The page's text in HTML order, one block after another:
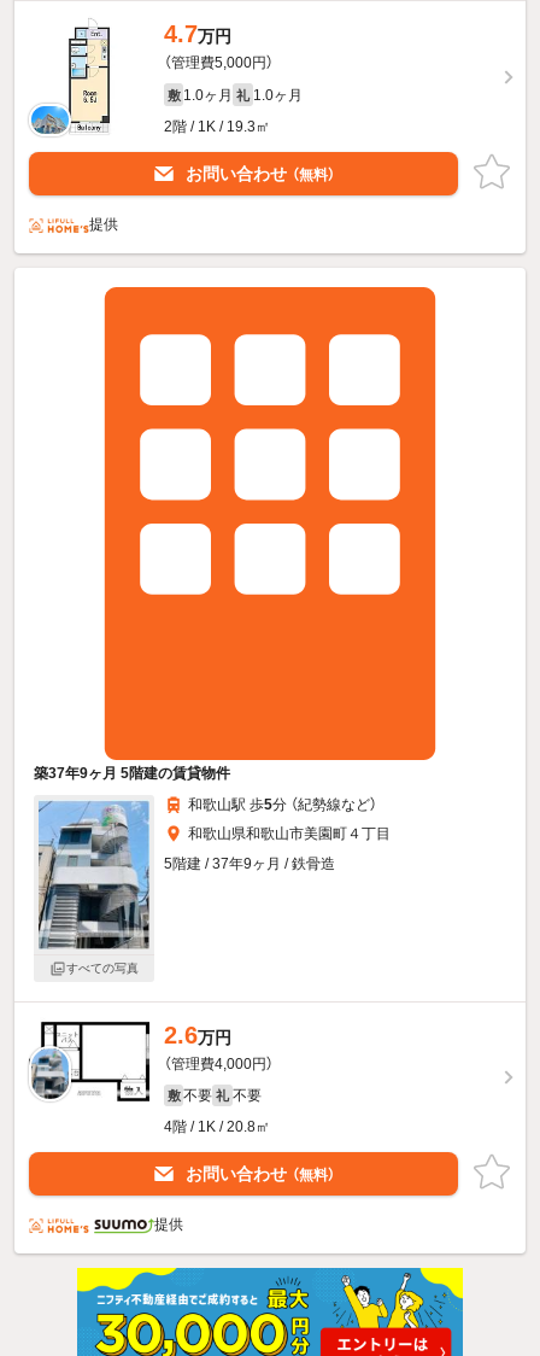
4.7万円
（管理費5,000円）
敷 1.0ヶ月 礼 1.0ヶ月
2階 / 1K / 19.3㎡
お問い合わせ （無料）
提供
築37年9ヶ月 5階建の賃貸物件
すべての写真
和歌山駅 歩5分 （紀勢線など）
和歌山県和歌山市美園町４丁目
5階建 / 37年9ヶ月 / 鉄骨造
2.6万円
（管理費4,000円）
敷 不要 礼 不要
4階 / 1K / 20.8㎡
お問い合わせ （無料）
提供